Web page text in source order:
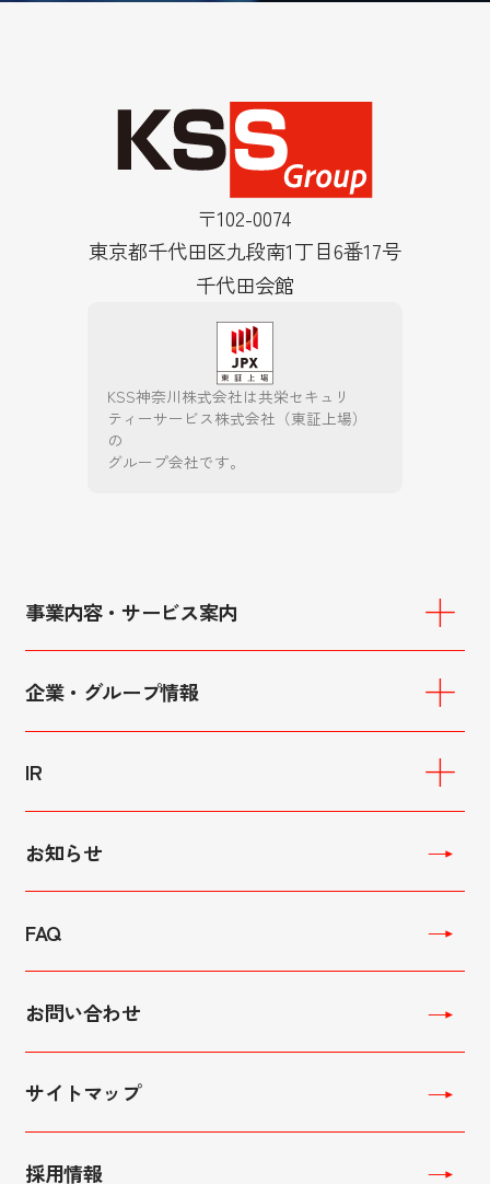
〒102-0074
東京都千代田区九段南1丁目6番17号
千代田会館
KSS神奈川株式会社は共栄セキュリ
ティーサービス株式会社（東証上場）
の
グループ会社です。
事業内容・サービス案内
施設警備
ボディーガード
駐車場運営管理
マンション代行管理
企業・グループ情報
IR
IRライブラリ
連結経営成績
株式情報
電子公告
IR FAQ
お知らせ
FAQ
お問い合わせ
サイトマップ
採用情報